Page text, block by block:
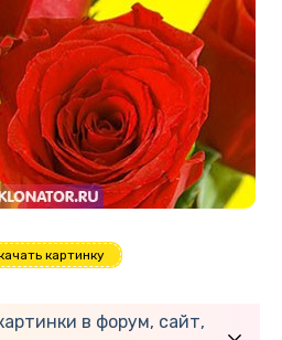
картинку
в форум, сайт,